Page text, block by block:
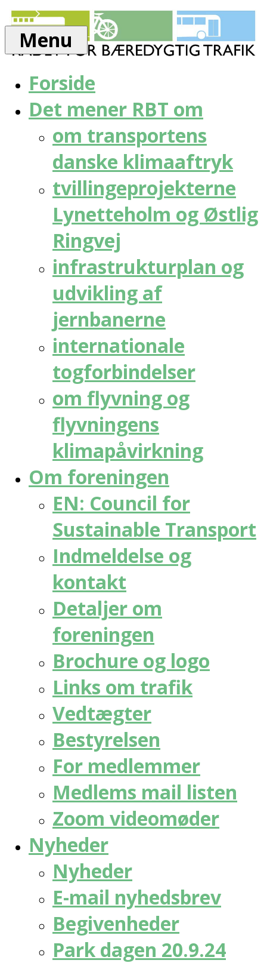
Skip
content
Rådet
for
bæredygtig
trafik
Menu
Forside
Det mener RBT om
om transportens
danske klimaaftryk
tvillingeprojekterne
Lynetteholm og Østlig
Ringvej
infrastrukturplan og
udvikling af
jernbanerne
internationale
togforbindelser
om flyvning og
flyvningens
klimapåvirkning
Om foreningen
EN: Council for
Sustainable Transport
Indmeldelse og
kontakt
Detaljer om
foreningen
Brochure og logo
Links om trafik
Vedtægter
Bestyrelsen
For medlemmer
Medlems mail listen
Zoom videomøder
Nyheder
Nyheder
E-mail nyhedsbrev
Begivenheder
Park dagen 20.9.24